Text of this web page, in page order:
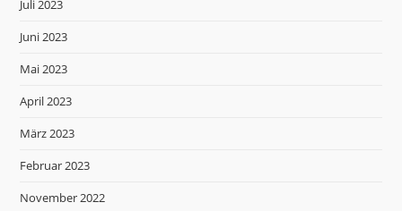
Juli 2023
Juni 2023
Mai 2023
April 2023
März 2023
Februar 2023
November 2022